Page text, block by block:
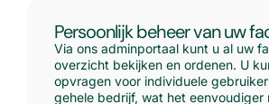
Persoonlijk beheer van uw
Via ons adminportaal kunt u al uw
overzicht bekijken en ordenen. U
opvragen voor individuele
gehele bedrijf, wat het eenvoudiger